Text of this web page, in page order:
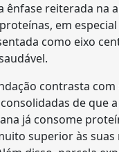
ênfase reiterada na
em
como eixo
contrasta com
de que
já consome
superior às suas